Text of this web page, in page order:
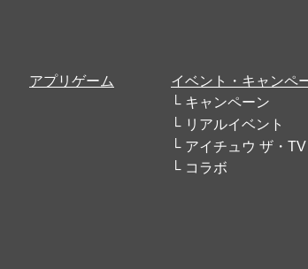
アプリゲーム
イベント・キャンペ
キャンペーン
リアルイベント
アイチュウ ザ・TV
コラボ